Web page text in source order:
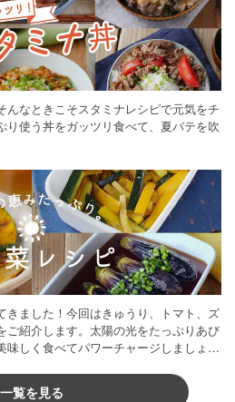
んなときこそスタミナレシピで元気をチ
り使う丼をガッツリ食べて、夏バテを吹
きました！今回はきゅうり、トマト、ズ
ご紹介します。太陽の光をたっぷりあび
味しく食べてパワーチャージしましょう
一覧を見る